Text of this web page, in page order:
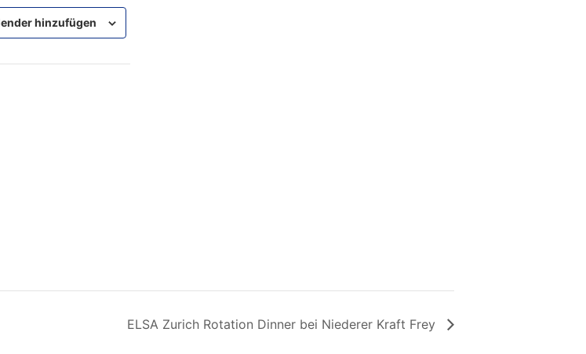
hinzufügen
ELSA Zurich Rotation Dinner bei Niederer Kraft Frey